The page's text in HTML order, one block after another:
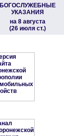
БОГОСЛУЖЕБНЫЕ
УКАЗАНИЯ
на 8 августа
(26 июля ст.)